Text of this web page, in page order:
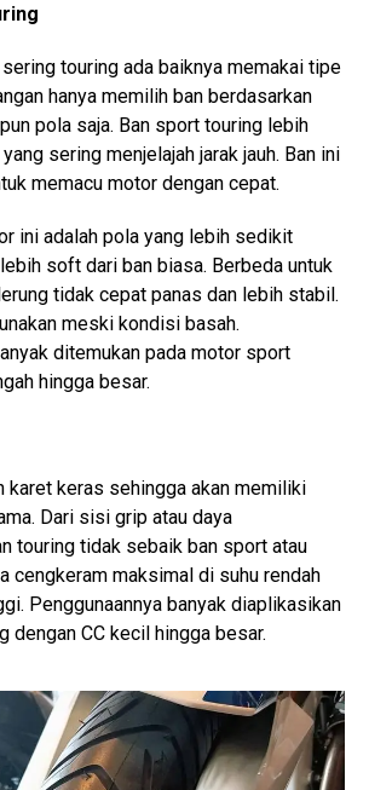
touring ada baiknya memakai tipe
hanya memilih ban berdasarkan
pola saja. Ban sport touring lebih
sering menjelajah jarak jauh. Ban ini
memacu motor dengan cepat.
ini adalah pola yang lebih sedikit
soft dari ban biasa. Berbeda untuk
tidak cepat panas dan lebih stabil.
meski kondisi basah.
ditemukan pada motor sport
hingga besar.
karet keras sehingga akan memiliki
Dari sisi grip atau daya
touring tidak sebaik ban sport atau
cengkeram maksimal di suhu rendah
Penggunaannya banyak diaplikasikan
dengan CC kecil hingga besar.